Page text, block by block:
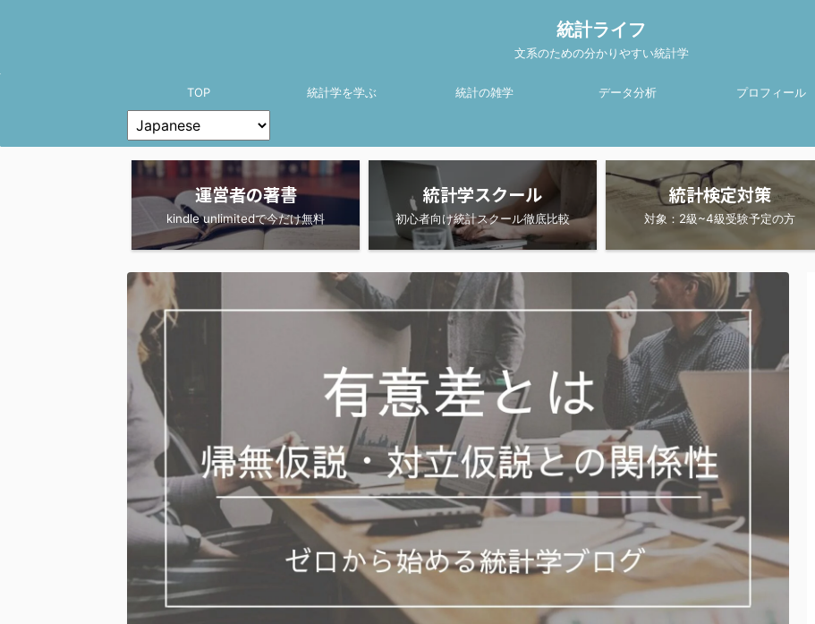
統計ライフ
文系のための分かりやすい統計学
TOP 統計学を学ぶ 統計の雑学 データ分析 プロフィール
運営者の著書
kindle unlimitedで今だけ無料
統計学スクール
初心者向け統計スクール徹底比較
統計検定対策
対象：2級~4級受験予定の方